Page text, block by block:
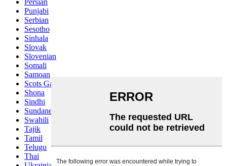
Persian
Punjabi
Serbian
Sesotho
Sinhala
Slovak
Slovenian
Somali
Samoan
Scots Gaelic
Shona
Sindhi
Sundanese
Swahili
Tajik
Tamil
Telugu
Thai